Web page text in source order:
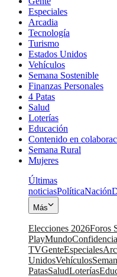
Especiales
Arcadia
Tecnología
Turismo
Estados Unidos
Vehículos
Semana Sostenible
Finanzas Personales
4 Patas
Salud
Loterías
Educación
Contenido en
Semana Rural
Mujeres
Últimas
noticiasPolíticaNación
Más
Elecciones 2026Foros
PlayMundo
TVGenteEspeciales
UnidosVehículos
PatasSaludLoterías